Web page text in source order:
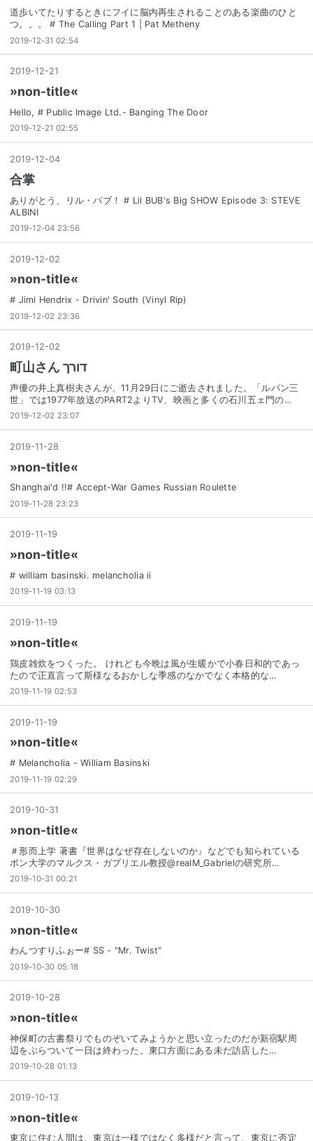
道歩いてたりするときにフイに脳内再生されることのある楽曲のひと
つ。。。 # The Calling Part 1 | Pat Metheny
2019-12-31 02:54
2019-12-21
»non-title«
Hello, # Public Image Ltd.- Banging The Door
2019-12-21 02:55
2019-12-04
合掌
ありがとう、リル・バブ！ # Lil BUB's Big SHOW Episode 3: STEVE
ALBINI
2019-12-04 23:56
2019-12-02
»non-title«
# Jimi Hendrix - Drivin' South (Vinyl Rip)
2019-12-02 23:36
2019-12-02
町山さん דורך
声優の井上真樹夫さんが、11月29日にご逝去されました。「ルパン三
世」では1977年放送のPART2よりTV、映画と多くの石川五ェ門の…
2019-12-02 23:07
2019-11-28
»non-title«
Shanghai'd !!# Accept-War Games Russian Roulette
2019-11-28 23:23
2019-11 -19
»non-title«
# william basinski. melancholia ii
2019-11-19 03:13
2019-11 -19
»non-title«
鶏皮雑炊をつくった。 けれども今晩は風が生暖かで小春日和的であっ
たので正直言って斯様なるおかしな季感のなかでなく本格的な…
2019-11-19 02:53
2019-11-19
»non-title«
# Melancholia - William Basinski
2019-11-19 02:29
2019-10-31
»non-title«
＃形而上学 著書『世界はなぜ存在しないのか』などでも知られている
ボン大学のマルクス・ガブリエル教授@realM_Gabrielの研究所…
2019-10-31 00:21
2019-10-30
»non-title«
わんつすりふぉー# SS - "Mr. Twist"
2019-10-30 05:18
2019-10-28
»non-title«
神保町の古書祭りでものぞいてみようかと思い立ったのだが新宿駅周
辺をぶらついて一日は終わった。東口方面にある未だ訪店した…
2019-10-28 01:13
2019-10-13
»non-title«
東京に住む人間は、東京は一様ではなく多様だと言って、東京に否定